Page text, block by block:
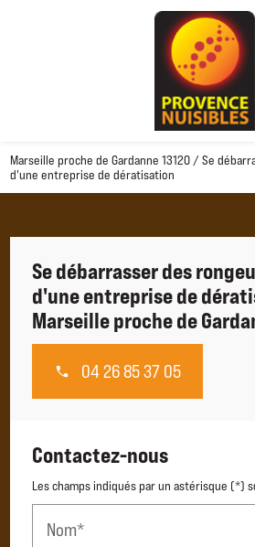
Marseille proche de Gardanne 13120 / Se
d'une entreprise de dératisation
Se débarrasser des
d'une entreprise de
Marseille proche de
04 26 85 37 05
Contactez-nous
Les champs indiqués par un astérisque (*)
Nom*
Panneau de gestion des cookies